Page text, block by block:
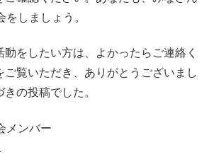
しましょう。
をしたい方は、よかったらご連絡く
ご覧いただき、ありがとうございまし
の投稿でした。
メンバー